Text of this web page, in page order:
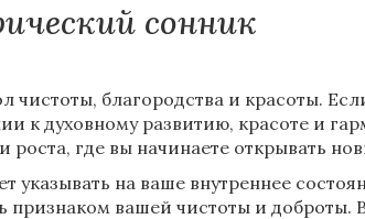
сонник
чистоты, благородства и красоты.
к духовному развитию, красоте и
роста, где вы начинаете открывать
указывать на ваше внутреннее
признаком вашей чистоты и доброты.